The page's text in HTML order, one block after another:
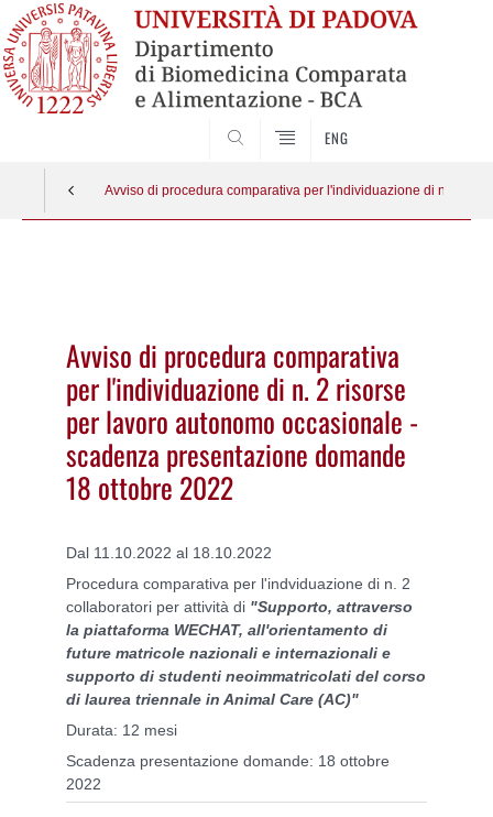
ENG
Avviso di procedura comparativa per l'individuazione di n. 2
Avviso di procedura comparativa
per l'individuazione di n. 2 risorse
per lavoro autonomo occasionale -
scadenza presentazione domande
18 ottobre 2022
Dal 11.10.2022 al 18.10.2022
Procedura comparativa per l'indviduazione di n. 2
collaboratori per attività di "Supporto, attraverso
la piattaforma WECHAT, all'orientamento di
future matricole nazionali e internazionali e
supporto di studenti neoimmatricolati del corso
di laurea triennale in Animal Care (AC)"
Durata: 12 mesi
Scadenza presentazione domande: 18 ottobre
2022